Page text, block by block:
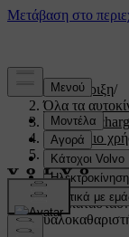
Υποστήριξη/
Όλα τα
XC40
Εγχειρίδιο
Φροντίδα και
Καθαρισμός
αυτοκινήτου/